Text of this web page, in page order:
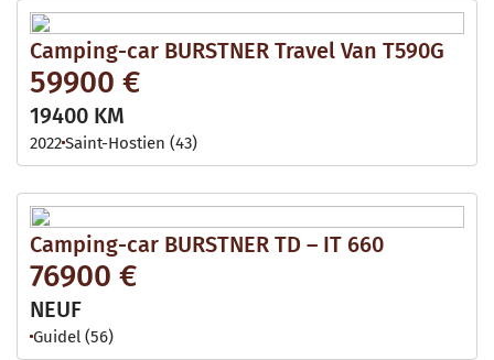
Camping-car BURSTNER Travel Van T590G
59900 €
19400 KM
2022Saint-Hostien (43)
Camping-car BURSTNER TD – IT 660
76900 €
NEUF
Guidel (56)